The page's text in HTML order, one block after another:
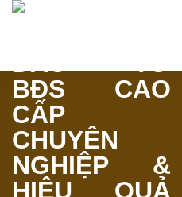
Bỏ
dung